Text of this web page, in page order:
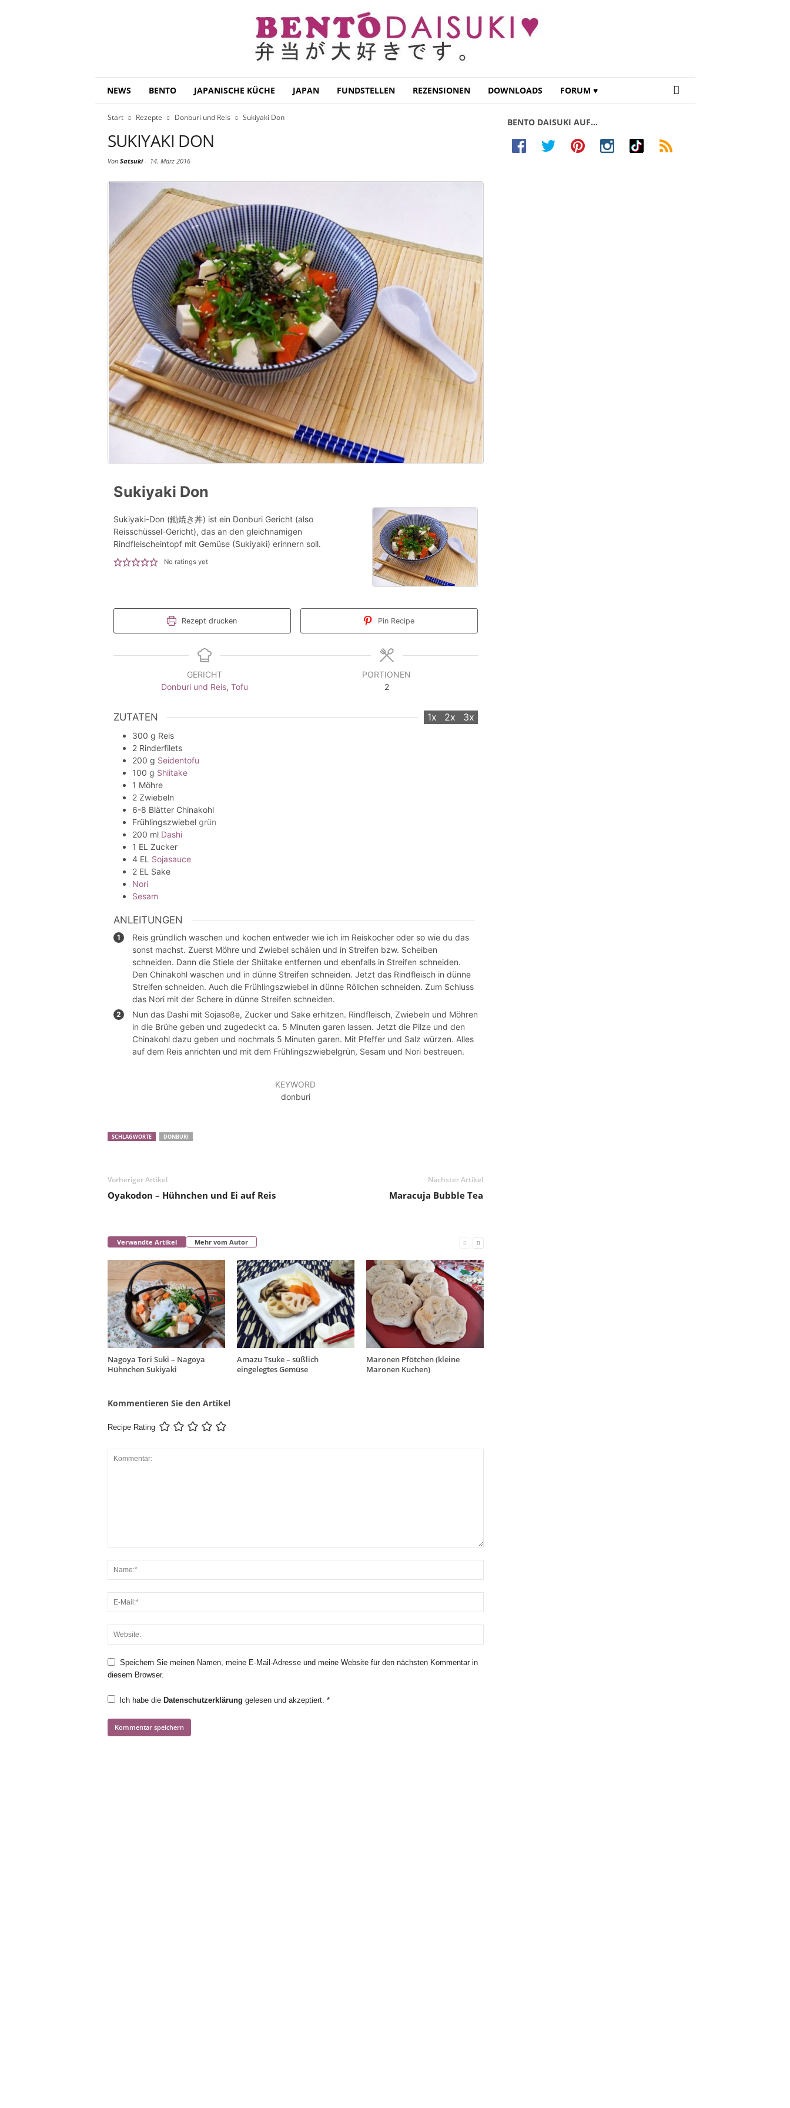
NEWS BENTO JAPANISCHE KÜCHE JAPAN FUNDSTELLEN REZENSIONEN DOWNLOADS FORUM ♥
Start Rezepte Donburi und Reis Sukiyaki Don
SUKIYAKI DON
Von Satsuki- 14. März 2016
Sukiyaki Don
Sukiyaki-Don (鋤焼き丼) ist ein Donburi Gericht (also
Reisschüssel-Gericht), das an den gleichnamigen
Rindfleischeintopf mit Gemüse (Sukiyaki) erinnern soll.
No ratings yet
Rezept drucken Pin Recipe
GERICHT
Donburi und Reis, Tofu
PORTIONEN
2
ZUTATEN 1x 2x 3x
300 g Reis
2 Rinderfilets
200 g Seidentofu
100 g Shiitake
1 Möhre
2 Zwiebeln
6-8 Blätter Chinakohl
Frühlingszwiebel grün
200 ml Dashi
1 EL Zucker
4 EL Sojasauce
2 EL Sake
Nori
Sesam
ANLEITUNGEN
Reis gründlich waschen und kochen entweder wie ich im Reiskocher oder so wie du das
sonst machst. Zuerst Möhre und Zwiebel schälen und in Streifen bzw. Scheiben
schneiden. Dann die Stiele der Shiitake entfernen und ebenfalls in Streifen schneiden.
Den Chinakohl waschen und in dünne Streifen schneiden. Jetzt das Rindfleisch in dünne
Streifen schneiden. Auch die Frühlingszwiebel in dünne Röllchen schneiden. Zum Schluss
das Nori mit der Schere in dünne Streifen schneiden.
Nun das Dashi mit Sojasoße, Zucker und Sake erhitzen. Rindfleisch, Zwiebeln und Möhren
in die Brühe geben und zugedeckt ca. 5 Minuten garen lassen. Jetzt die Pilze und den
Chinakohl dazu geben und nochmals 5 Minuten garen. Mit Pfeffer und Salz würzen. Alles
auf dem Reis anrichten und mit dem Frühlingszwiebelgrün, Sesam und Nori bestreuen.
KEYWORD
donburi
SCHLAGWORTE DONBURI
Vorheriger Artikel
Oyakodon – Hühnchen und Ei auf Reis
Nächster Artikel
Maracuja Bubble Tea
Verwandte Artikel Mehr vom Autor
Nagoya Tori Suki – Nagoya
Hühnchen Sukiyaki
Amazu Tsuke – süßlich
eingelegtes Gemüse
Maronen Pfötchen (kleine
Maronen Kuchen)
Kommentieren Sie den Artikel
Recipe Rating
Speichern Sie meinen Namen, meine E-Mail-Adresse und meine Website für den nächsten Kommentar in
diesem Browser.
Ich habe die Datenschutzerklärung gelesen und akzeptiert. *
BENTO DAISUKI AUF…